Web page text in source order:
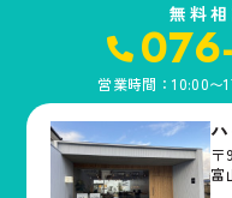
無料
営業時間：10:00〜
〒
富